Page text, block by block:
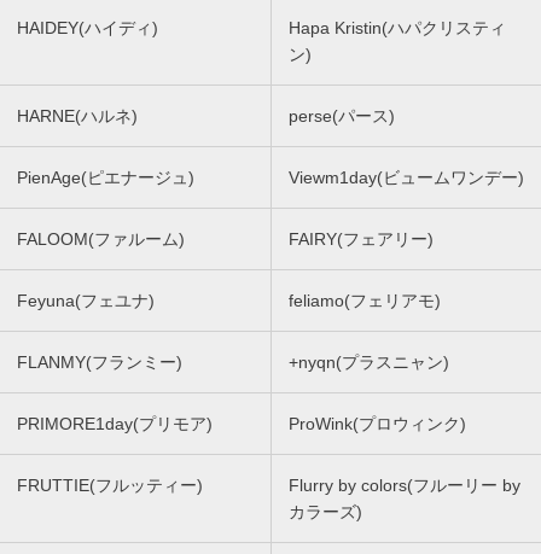
HAIDEY(ハイディ)
Hapa Kristin(ハパクリスティ
ン)
HARNE(ハルネ) perse(パース)
PienAge(ピエナージュ) Viewm1day(ビュームワンデー)
FALOOM(ファルーム) FAIRY(フェアリー)
Feyuna(フェユナ) feliamo(フェリアモ)
FLANMY(フランミー) +nyqn(プラスニャン)
PRIMORE1day(プリモア) ProWink(プロウィンク)
FRUTTIE(フルッティー)
Flurry by colors(フルーリー by
カラーズ)